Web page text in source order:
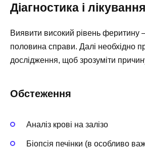
Діагностика і лікування
Виявити високий рівень феритину
половина справи. Далі необхідно
дослідження, щоб зрозуміти
Обстеження
Аналіз крові на залізо
Біопсія печінки (в особливо